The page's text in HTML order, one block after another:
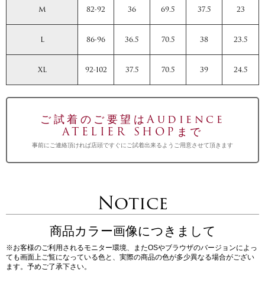
M 82-92 36 69.5 37.5 23
L 86-96 36.5 70.5 38 23.5
XL 92-102 37.5 70.5 39 24.5
ご試着のご要望はAudience
ATELIER SHOPまで
事前にご連絡頂ければ店頭ですぐにご試着出来るようご用意させて頂きます
Notice
商品カラー画像につきまして
※お客様のご利用されるモニター環境、またOSやブラウザのバージョンによっ
ても画面上ご覧になっている色と、実際の商品の色が多少異なる場合がござい
ます。予めご了承下さい。